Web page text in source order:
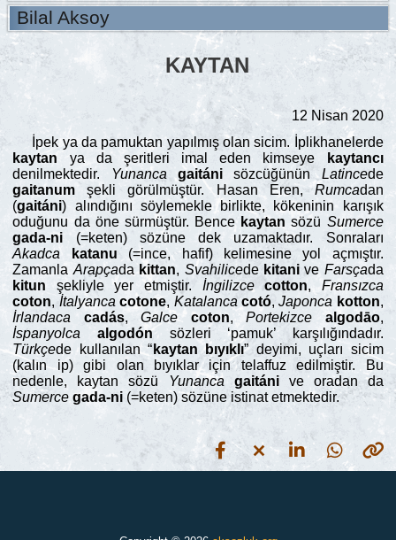
Bilal Aksoy
KAYTAN
12 Nisan 2020
İpek ya da pamuktan yapılmış olan sicim. İplikhanelerde
kaytan ya da şeritleri imal eden kimseye
kaytancı
denilmektedir. Yunanca gaitáni sözcüğününLatincede
gaitanum şekli görülmüştür. Hasan Eren,Rumcadan
(gaitáni) alındığını söylemekle birlikte, kökeninin karışık
oduğunu da öne sürmüştür. Bence kaytan sözü Sumerce
gada-ni (=keten) sözüne dek uzamaktadır. Sonraları
Akadca
katanu (=ince, hafif) kelimesine yol açmıştır.
Zamanla Arapçada kittan, Svahilicede kitanive Farsçada
kitun şekliyle yer etmiştir. İngilizce cotton, Fransızca
coton, İtalyanca cotone, Katalanca cotó,Japonca kotton,
İrlandaca
cadás,Galce coton,Portekizce algodāo,
İspanyolca
algodónsözleri ‘pamuk’ karşılığındadır.
Türkçede kullanılan “ kaytan bıyıklı” deyimi, uçları sicim
(kalın ip) gibi olan bıyıklar için telaffuz edilmiştir. Bu
nedenle, kaytan sözü Yunanca gaitánive oradan da
Sumerce gada-ni (=keten) sözüne istinat etmektedir.